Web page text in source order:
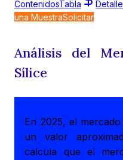
ContenidosTabla
una MuestraSolicitar
Análisis del
Sílice
En 2025, el
un valor
calcula que el